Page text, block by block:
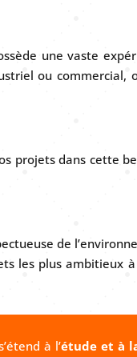
une vaste
ou
projets dans cette
de
les plus ambitieux
à l’étude et à